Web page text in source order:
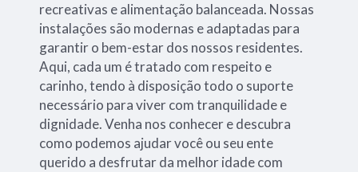
recreativas e alimentação balanceada. Nossas
instalações são modernas e adaptadas para
garantir o bem-estar dos nossos residentes.
Aqui, cada um é tratado com respeito e
carinho, tendo à disposição todo o suporte
necessário para viver com tranquilidade e
dignidade. Venha nos conhecer e descubra
como podemos ajudar você ou seu ente
querido a desfrutar da melhor idade com